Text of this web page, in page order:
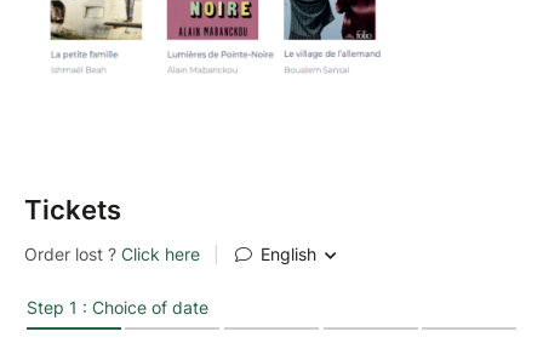
Tickets